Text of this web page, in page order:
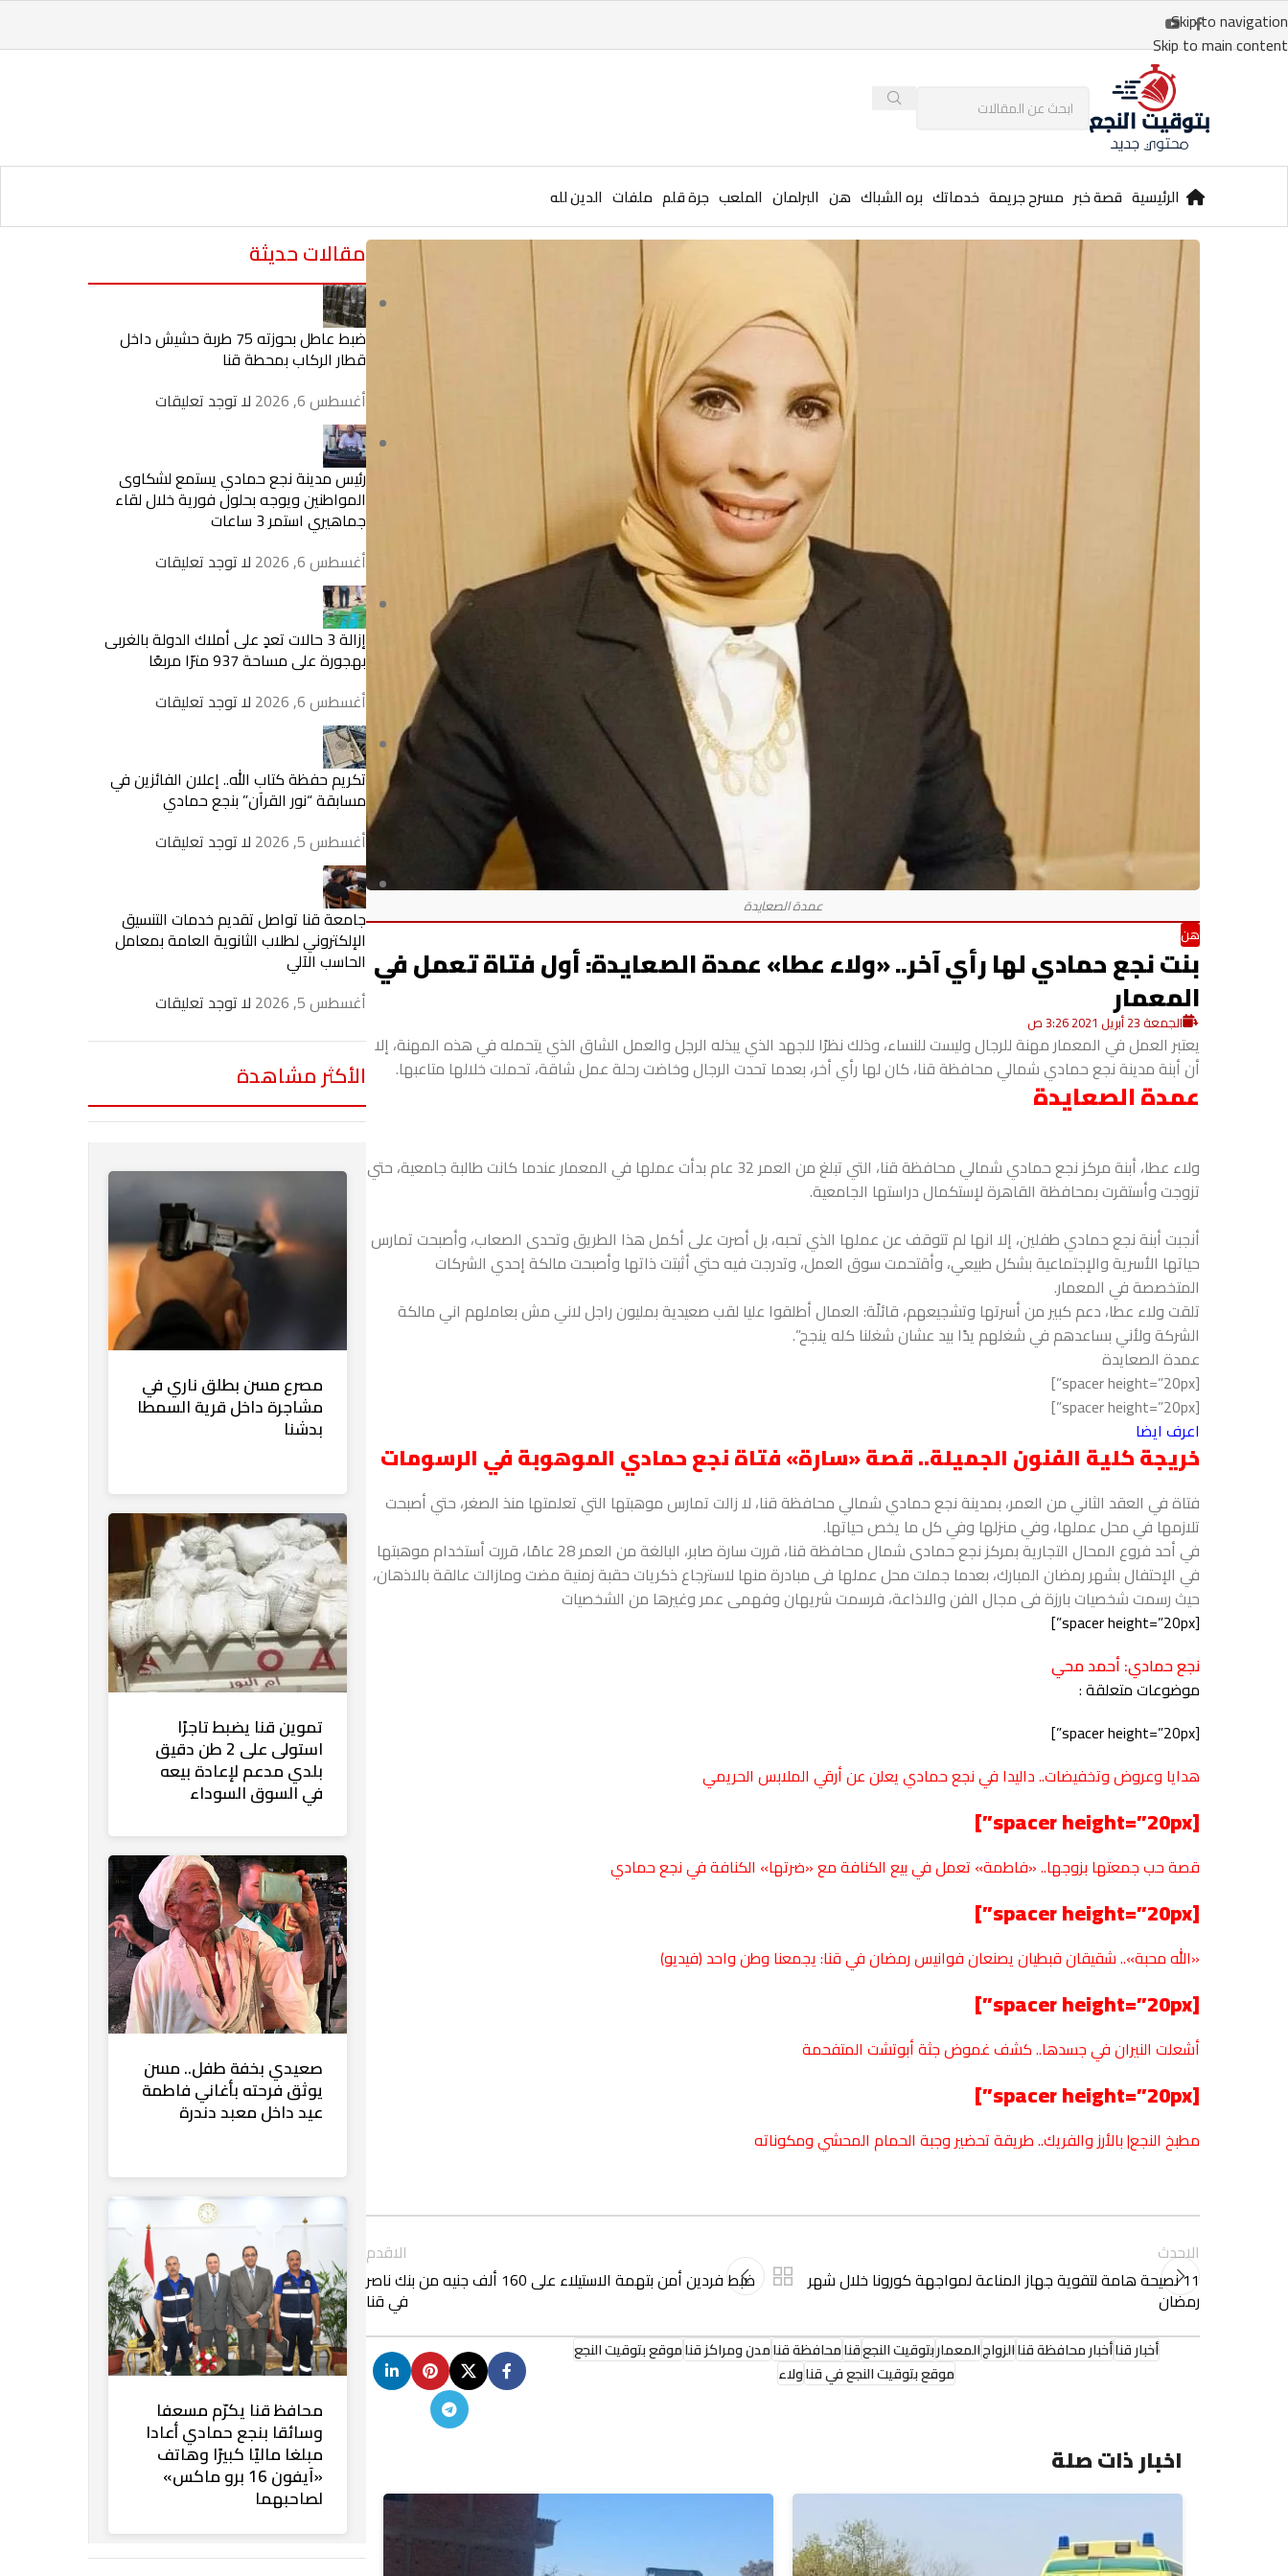
Skip to navigation
Skip to main content
الرئيسية قصة خبر مسرح جريمة خدماتك بره الشباك هن البرلمان الملعب جرة قلم ملفات الدين لله
هن
بنت نجع حمادي لها رأي آخر.. «ولاء عطا» عمدة الصعايدة: أول فتاة تعمل في
المعمار
الجمعة 23 أبريل 2021 3:26 ص
يعتبر العمل في المعمار مهنة للرجال وليست للنساء، وذلك نظرًا للجهد الذي يبذله الرجل والعمل الشاق الذي يتحمله في هذه المهنة، إلا
أن أبنة مدينة نجع حمادي شمالي محافظة قنا، كان لها رأي أخر، بعدما تحدت الرجال وخاضت رحلة عمل شاقة، تحملت خلالها متاعبها.
عمدة الصعايدة
ولاء عطا، أبنة مركز نجع حمادي شمالي محافظة قنا، التي تبلغ من العمر 32 عام بدأت عملها في المعمار عندما كانت طالبة جامعية، حتي
تزوجت وأستقرت بمحافظة القاهرة لإستكمال دراستها الجامعية.
أنجبت أبنة نجع حمادي طفلين، إلا انها لم تتوقف عن عملها الذي تحبه، بل أصرت على أكمل هذا الطريق وتحدى الصعاب، وأصبحت تمارس
حياتها الأسرية والإجتماعية بشكل طبيعي، وأقتحمت سوق العمل، وتدرجت فيه حتي أثبتت ذاتها وأصبحت مالكة إحدي الشركات
المتخصصة في المعمار.
تلقت ولاء عطا، دعم كبير من أسرتها وتشجيعهم، قائلًة: العمال أطلقوا عليا لقب صعيدية بمليون راجل لاني مش بعاملهم اني مالكة
الشركة ولأني بساعدهم في شغلهم يدًا بيد عشان شغلنا كله ينجح”.
عمدة الصعايدة
[spacer height=”20px”]
[spacer height=”20px”]
اعرف ايضا
خريجة كلية الفنون الجميلة.. قصة «سارة» فتاة نجع حمادي الموهوبة في الرسومات
فتاة في العقد الثاني من العمر، بمدينة نجع حمادي شمالي محافظة قنا، لا زالت تمارس موهبتها التي تعلمتها منذ الصغر، حتي أصبحت
تلازمها في محل عملها، وفي منزلها وفي كل ما يخص حياتها.
في أحد فروع المحال التجارية بمركز نجع حمادى شمال محافظة قنا، قررت سارة صابر، البالغة من العمر 28 عامًا، قررت أستخدام موهبتها
في الإحتفال بشهر رمضان المبارك، بعدما جملت محل عملها فى مبادرة منها لاسترجاع ذكريات حقبة زمنية مضت ومازالت عالقة بالاذهان،
حيث رسمت شخصيات بارزة فى مجال الفن والاذاعة، فرسمت شريهان وفهمى عمر وغيرها من الشخصيات
[spacer height=”20px”]
نجع حمادي: أحمد محي
موضوعات متعلقة :
[spacer height=”20px”]
هدايا وعروض وتخفيضات.. داليدا في نجع حمادي يعلن عن أرقي الملابس الحريمي
[spacer height=”20px”]
قصة حب جمعتها بزوجها.. «فاطمة» تعمل في بيع الكنافة مع «ضرتها» الكنافة في نجع حمادي
[spacer height=”20px”]
«الله محبة».. شقيقان قبطيان يصنعان فوانيس رمضان فيقنا: يجمعنا وطن واحد (فيديو)
[spacer height=”20px”]
أشعلت النيران في جسدها.. كشف غموض جثة أبوتشت المتفحمة
[spacer height=”20px”]
مطبخ النجع| بالأرز والفريك.. طريقة تحضير وجبة الحمام المحشي ومكوناته
الاحدث
11 نصيحة هامة لتقوية جهاز المناعة لمواجهة كورونا خلال شهر
رمضان
الاقدم
ضبط فردين أمن بتهمة الاستيلاء على 160 ألف جنيه من بنك ناصر
في قنا
أخبار قناأخبار محافظة قناالزواجالمعماربتوقيت النجعقنامحافظة قنامدن ومراكز قناموقع بتوقيت النجع
موقع بتوقيت النجع في قناولاء
اخبار ذات صلة
مقالات حديثة
ضبط عاطل بحوزته 75 طربة حشيش داخل
قطار الركاب بمحطة قنا
أغسطس 6, 2026
لا توجد تعليقات
رئيس مدينة نجع حمادي يستمع لشكاوى
المواطنين ويوجه بحلول فورية خلال لقاء
جماهيري استمر 3 ساعات
أغسطس 6, 2026
لا توجد تعليقات
إزالة 3 حالات تعدٍ على أملاك الدولة بالغربى
بهجورة على مساحة 937 مترًا مربعًا
أغسطس 6, 2026
لا توجد تعليقات
تكريم حفظة كتاب الله.. إعلان الفائزين في
مسابقة “نور القرآن” بنجع حمادي
أغسطس 5, 2026
لا توجد تعليقات
جامعة قنا تواصل تقديم خدمات التنسيق
الإلكتروني لطلاب الثانوية العامة بمعامل
الحاسب الآلي
أغسطس 5, 2026
لا توجد تعليقات
الأكثر مشاهدة
مصرع مسن بطلق ناري في
مشاجرة داخل قرية السمطا
بدشنا
تموين قنا يضبط تاجرًا
استولى على 2 طن دقيق
بلدي مدعم لإعادة بيعه
في السوق السوداء
صعيدي بخفة طفل.. مسن
يوثق فرحته بأغاني فاطمة
عيد داخل معبد دندرة
محافظ قنا يكرّم مسعفا
وسائقا بنجع حمادي أعادا
مبلغا ماليًا كبيرًا وهاتف
«آيفون 16 برو ماكس»
لصاحبهما